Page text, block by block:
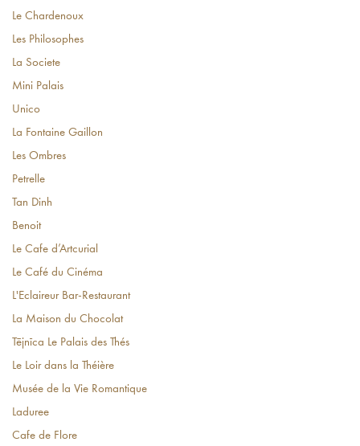
Le Chardenoux
Les Philosophes
La Societe
Mini Palais
Unico
La Fontaine Gaillon
Les Ombres
Petrelle
Tan Dinh
Benoit
Le Cafe d’Artcurial
Le Café du Cinéma
L'Eclaireur Bar-Restaurant
La Maison du Chocolat
Tējnīca Le Palais des Thés
Le Loir dans la Théière
Musée de la Vie Romantique
Laduree
Cafe de Flore